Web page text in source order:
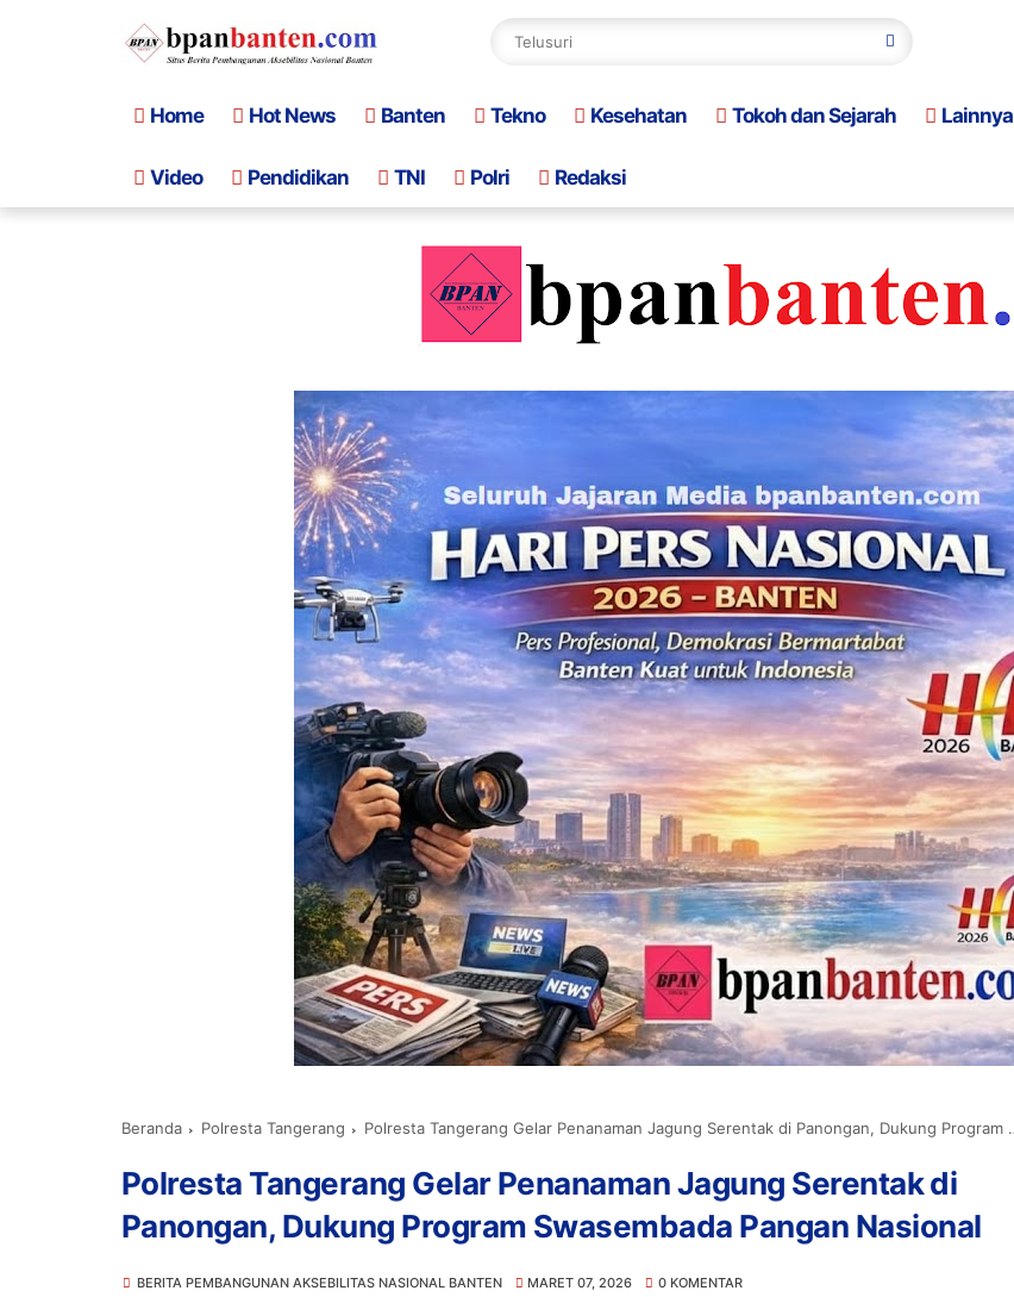
Home Hot News Banten Tekno Kesehatan Tokoh dan Sejarah Lainnya
Video Pendidikan TNI Polri Redaksi
Beranda Polresta Tangerang Polresta Tangerang Gelar Penanaman Jagung Serentak di Panongan, Dukung Program Swasembada Pangan Nasional
Polresta Tangerang Gelar Penanaman Jagung Serentak di
Panongan, Dukung Program Swasembada Pangan Nasional
BERITA PEMBANGUNAN AKSEBILITAS NASIONAL BANTEN MARET 07, 2026 0 KOMENTAR